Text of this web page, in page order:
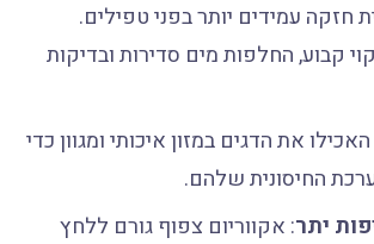
חזקה עמידים יותר בפני טפילים.
קבוע, החלפות מים סדירות ובדיקות
את הדגים במזון איכותי ומגוון כדי
החיסונית שלהם.
יתר: אקווריום צפוף גורם ללחץ